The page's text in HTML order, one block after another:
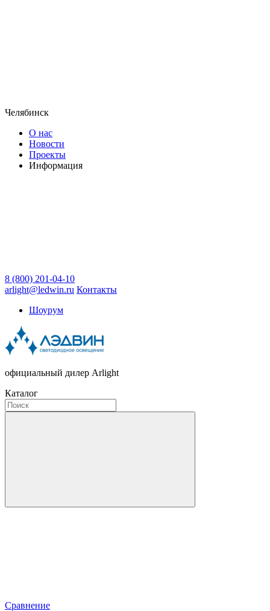
Челябинск
О нас
Новости
Проекты
Информация
8 (800) 201-04-10
arlight@ledwin.ru Контакты
Шоурум
официальный дилер Arlight
Каталог
Сравнение